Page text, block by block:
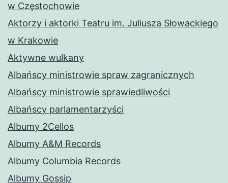
w Częstochowie
Aktorzy i aktorki Teatru im. Juliusza Słowackiego
w Krakowie
Aktywne wulkany
Albańscy ministrowie spraw zagranicznych
Albańscy ministrowie sprawiedliwości
Albańscy parlamentarzyści
Albumy 2Cellos
Albumy A&M Records
Albumy Columbia Records
Albumy Gossip